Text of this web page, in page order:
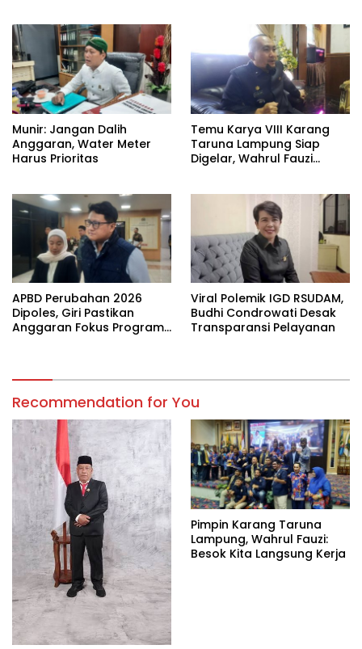
Munir: Jangan Dalih
Anggaran, Water Meter
Harus Prioritas
Temu Karya VIII Karang
Taruna Lampung Siap
Digelar, Wahrul Fauzi
APBD Perubahan 2026
Dipoles, Giri Pastikan
Anggaran Fokus Program
Viral Polemik IGD RSUDAM,
Budhi Condrowati Desak
Transparansi Pelayanan
Recommendation for You
Pimpin Karang Taruna
Lampung, Wahrul Fauzi:
Besok Kita Langsung Kerja